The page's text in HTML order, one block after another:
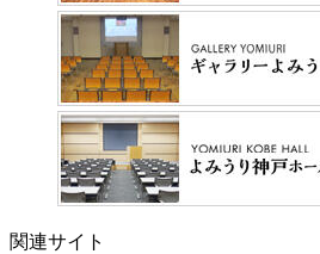
関連サイト